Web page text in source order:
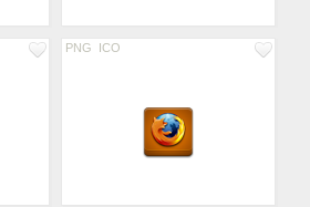
PNG ICO